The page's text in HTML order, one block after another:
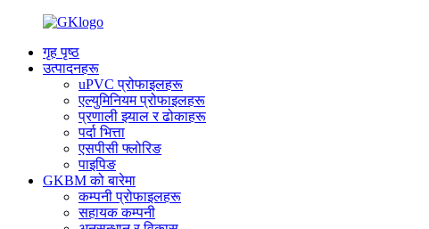
गृह पृष्ठ
उत्पादनहरू
uPVC प्रोफाइलहरू
एल्युमिनियम प्रोफाइलहरू
प्रणाली झ्याल र ढोकाहरू
पर्दा भित्ता
एसपीसी फ्लोरिङ
पाइपिङ
GKBM को बारेमा
कम्पनी प्रोफाइलहरू
सहायक कम्पनी